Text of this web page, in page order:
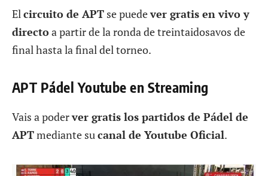
Elcircuito de APT se puedever gratis en vivo y
directoa partir de la ronda de treintaidosavos de
final hasta la final del torneo.
APT Pádel Youtube en Streaming
Vais a poderver gratis los partidos de Pádel de
APTmediante sucanal de Youtube Oficial.